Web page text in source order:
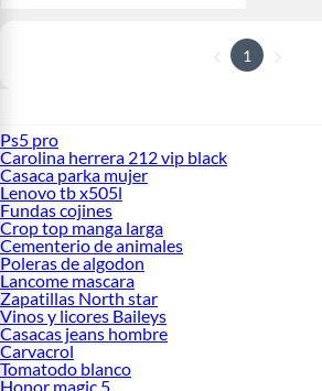
1
Ps5 pro
Carolina herrera 212 vip black
Casaca parka mujer
Lenovo tb x505l
Fundas cojines
Crop top manga larga
Cementerio de animales
Poleras de algodon
Lancome mascara
Zapatillas North star
Vinos y licores Baileys
Casacas jeans hombre
Carvacrol
Tomatodo blanco
Honor magic 5